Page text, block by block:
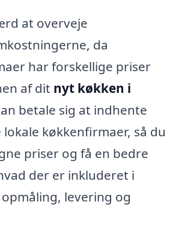
at overveje
da
har forskellige priser
af dit nyt køkken i
betale sig at indhente
køkkenfirmaer, så du
priser og få en bedre
der er inkluderet i
levering og